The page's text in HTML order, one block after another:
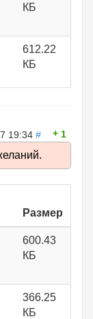
КБ
612.22
КБ
19:34 # 1
Размер
600.43
КБ
366.25
КБ